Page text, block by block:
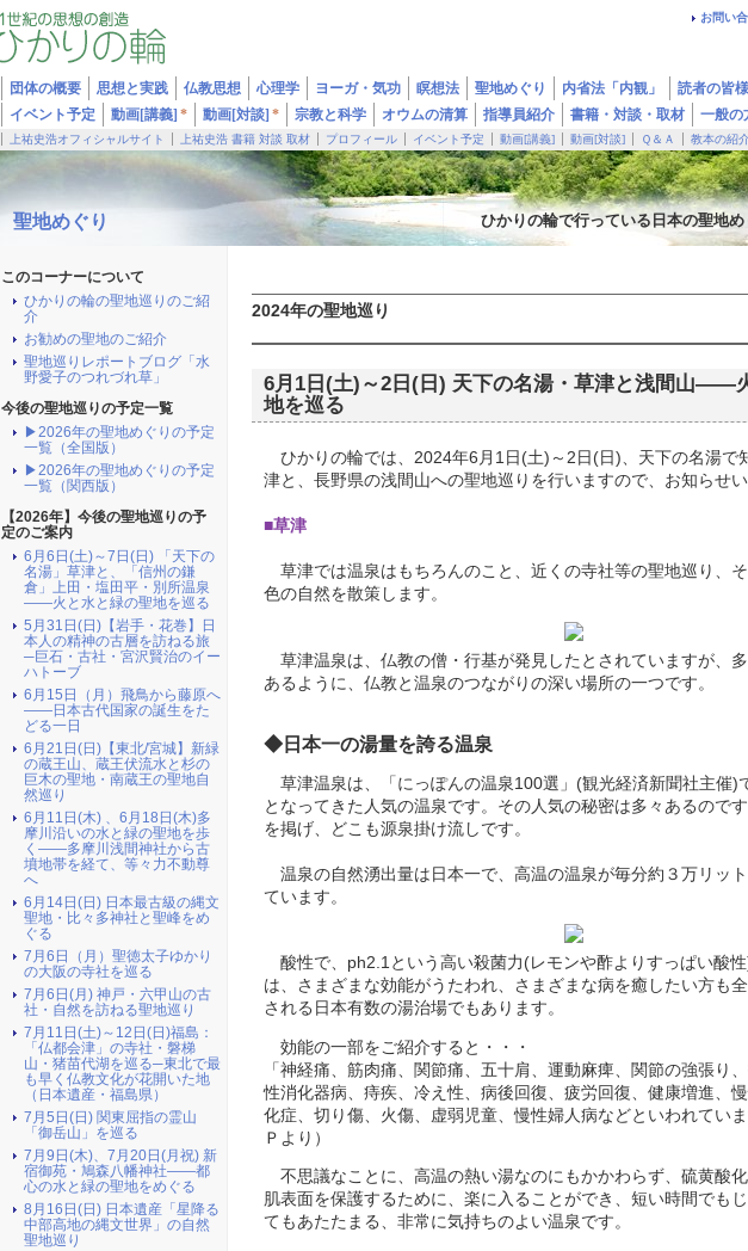
お問い
団体の概要 思想と実践 仏教思想 心理学 ヨーガ・気功 瞑想法 聖地めぐり 内省法「内観」 読者の皆
イベント予定
動画[講義] * 動画[対談] * 宗教と科学 オウムの清算 指導員紹介 書籍・対談・取材 一般の
上祐史浩オフィシャルサイト 上祐史浩 書籍 対談 取材 プロフィール イベント予定 動画[講義] 動画[対談] Ｑ＆Ａ 教本の紹
聖地めぐり ひかりの輪で行っている日本の聖地め
2024年の聖地巡り
6月1日(土)～2日(日) 天下の名湯・草津と浅間山――
地を巡る
ひかりの輪では、2024年6月1日(土)～2日(日)、天下の名湯で
津と、長野県の浅間山への聖地巡りを行いますので、お知らせい
■草津
草津では温泉はもちろんのこと、近くの寺社等の聖地巡り、
色の自然を散策します。
草津温泉は、仏教の僧・行基が発見したとされていますが、
あるように、仏教と温泉のつながりの深い場所の一つです。
◆日本一の湯量を誇る温泉
草津温泉は、「にっぽんの温泉100選」(観光経済新聞社主催)
となってきた人気の温泉です。その人気の秘密は多々あるのです
を掲げ、どこも源泉掛け流しです。
温泉の自然湧出量は日本一で、高温の温泉が毎分約３万リッ
ています。
酸性で、ph2.1という高い殺菌力(レモンや酢よりすっぱい酸
は、さまざまな効能がうたわれ、さまざまな病を癒したい方も
される日本有数の湯治場でもあります。
効能の一部をご紹介すると・・・
「神経痛、筋肉痛、関節痛、五十肩、運動麻痺、関節の強張り
性消化器病、痔疾、冷え性、病後回復、疲労回復、健康増進、
化症、切り傷、火傷、虚弱児童、慢性婦人病などといわれてい
Ｐより）
不思議なことに、高温の熱い湯なのにもかかわらず、硫黄酸
肌表面を保護するために、楽に入ることができ、短い時間でも
てもあたたまる、非常に気持ちのよい温泉です。
このコーナーについて
ひかりの輪の聖地巡りのご紹
介
お勧めの聖地のご紹介
聖地巡りレポートブログ「水
野愛子のつれづれ草」
今後の聖地巡りの予定一覧
▶2026年の聖地めぐりの予定
一覧（全国版）
▶2026年の聖地めぐりの予定
一覧（関西版）
【2026年】今後の聖地巡りの予
定のご案内
6月6日(土)～7日(日) 「天下の
名湯」草津と、「信州の鎌
倉」上田・塩田平・別所温泉
――火と水と緑の聖地を巡る
5月31日(日)【岩手・花巻】日
本人の精神の古層を訪ねる旅
─巨石・古社・宮沢賢治のイー
ハトーブ
6月15日（月）飛鳥から藤原へ
――日本古代国家の誕生をた
どる一日
6月21日(日)【東北/宮城】新緑
の蔵王山、蔵王伏流水と杉の
巨木の聖地・南蔵王の聖地自
然巡り
6月11日(木) 、6月18日(木)多
摩川沿いの水と緑の聖地を歩
く――多摩川浅間神社から古
墳地帯を経て、等々力不動尊
へ
6月14日(日) 日本最古級の縄文
聖地・比々多神社と聖峰をめ
ぐる
7月6日（月）聖徳太子ゆかり
の大阪の寺社を巡る
7月6日(月) 神戸・六甲山の古
社・自然を訪ねる聖地巡り
7月11日(土)～12日(日)福島：
「仏都会津」の寺社・磐梯
山・猪苗代湖を巡る─東北で最
も早く仏教文化が花開いた地
（日本遺産・福島県）
7月5日(日) 関東屈指の霊山
「御岳山」を巡る
7月9日(木)、7月20日(月祝) 新
宿御苑・鳩森八幡神社――都
心の水と緑の聖地をめぐる
8月16日(日) 日本遺産「星降る
中部高地の縄文世界」の自然
聖地巡り